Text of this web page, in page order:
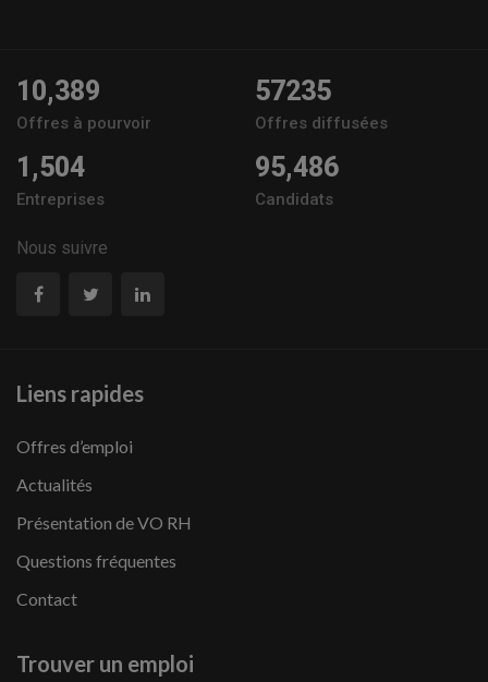
10,389
Offres à pourvoir
57235
Offres diffusées
1,504
Entreprises
95,486
Candidats
Nous suivre
Liens rapides
Offres d’emploi
Actualités
Présentation de VO RH
Questions fréquentes
Contact
Trouver un emploi